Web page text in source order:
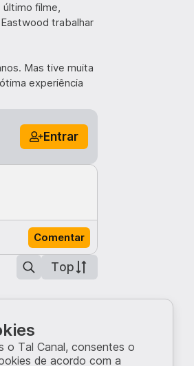
filme,
trabalhar
Mas tive muita
experiência
Entrar
Comentar
Top
o Tal Canal, consentes o
de acordo com a